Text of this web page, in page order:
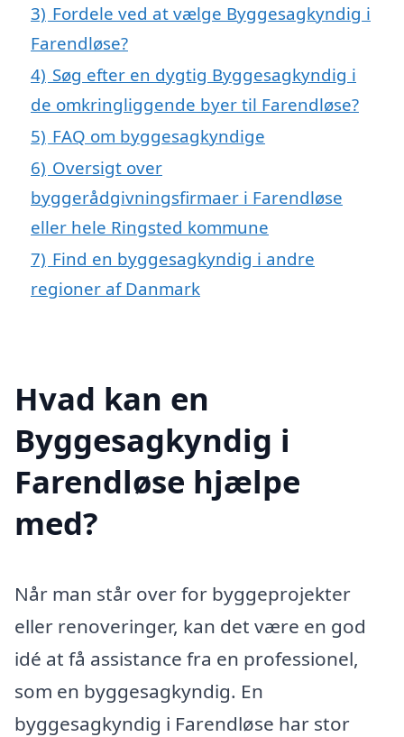
3) Fordele ved at vælge Byggesagkyndig i
Farendløse?
4) Søg efter en dygtig Byggesagkyndig i
de omkringliggende byer til Farendløse?
5) FAQ om byggesagkyndige
6) Oversigt over
byggerådgivningsfirmaer i Farendløse
eller hele Ringsted kommune
7) Find en byggesagkyndig i andre
regioner af Danmark
Hvad kan en
Byggesagkyndig i
Farendløse hjælpe
med?
Når man står over for byggeprojekter
eller renoveringer, kan det være en god
idé at få assistance fra en professionel,
som en byggesagkyndig. En
byggesagkyndig i Farendløse har stor